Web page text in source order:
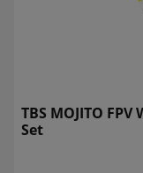
TBS MOJITO
Set